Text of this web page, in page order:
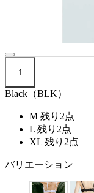
1
Black（BLK）
M 残り2点
L 残り2点
XL 残り2点
バリエーション